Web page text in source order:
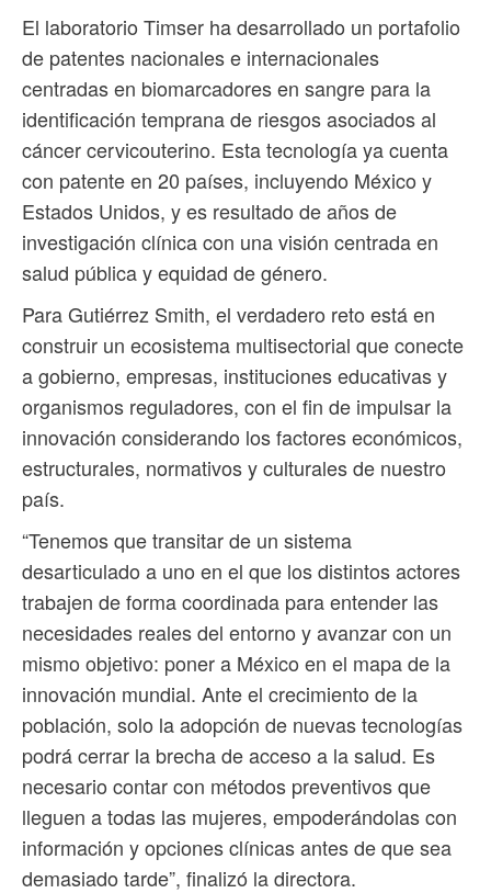
El laboratorio Timser ha desarrollado un portafolio
de patentes nacionales e internacionales
centradas en biomarcadores en sangre para la
identificación temprana de riesgos asociados al
cáncer cervicouterino. Esta tecnología ya cuenta
con patente en 20 países, incluyendo México y
Estados Unidos, y es resultado de años de
investigación clínica con una visión centrada en
salud pública y equidad de género.
Para Gutiérrez Smith, el verdadero reto está en
construir un ecosistema multisectorial que conecte
a gobierno, empresas, instituciones educativas y
organismos reguladores, con el fin de impulsar la
innovación considerando los factores económicos,
estructurales, normativos y culturales de nuestro
país.
“Tenemos que transitar de un sistema
desarticulado a uno en el que los distintos actores
trabajen de forma coordinada para entender las
necesidades reales del entorno y avanzar con un
mismo objetivo: poner a México en el mapa de la
innovación mundial. Ante el crecimiento de la
población, solo la adopción de nuevas tecnologías
podrá cerrar la brecha de acceso a la salud. Es
necesario contar con métodos preventivos que
lleguen a todas las mujeres, empoderándolas con
información y opciones clínicas antes de que sea
demasiado tarde”, finalizó la directora.